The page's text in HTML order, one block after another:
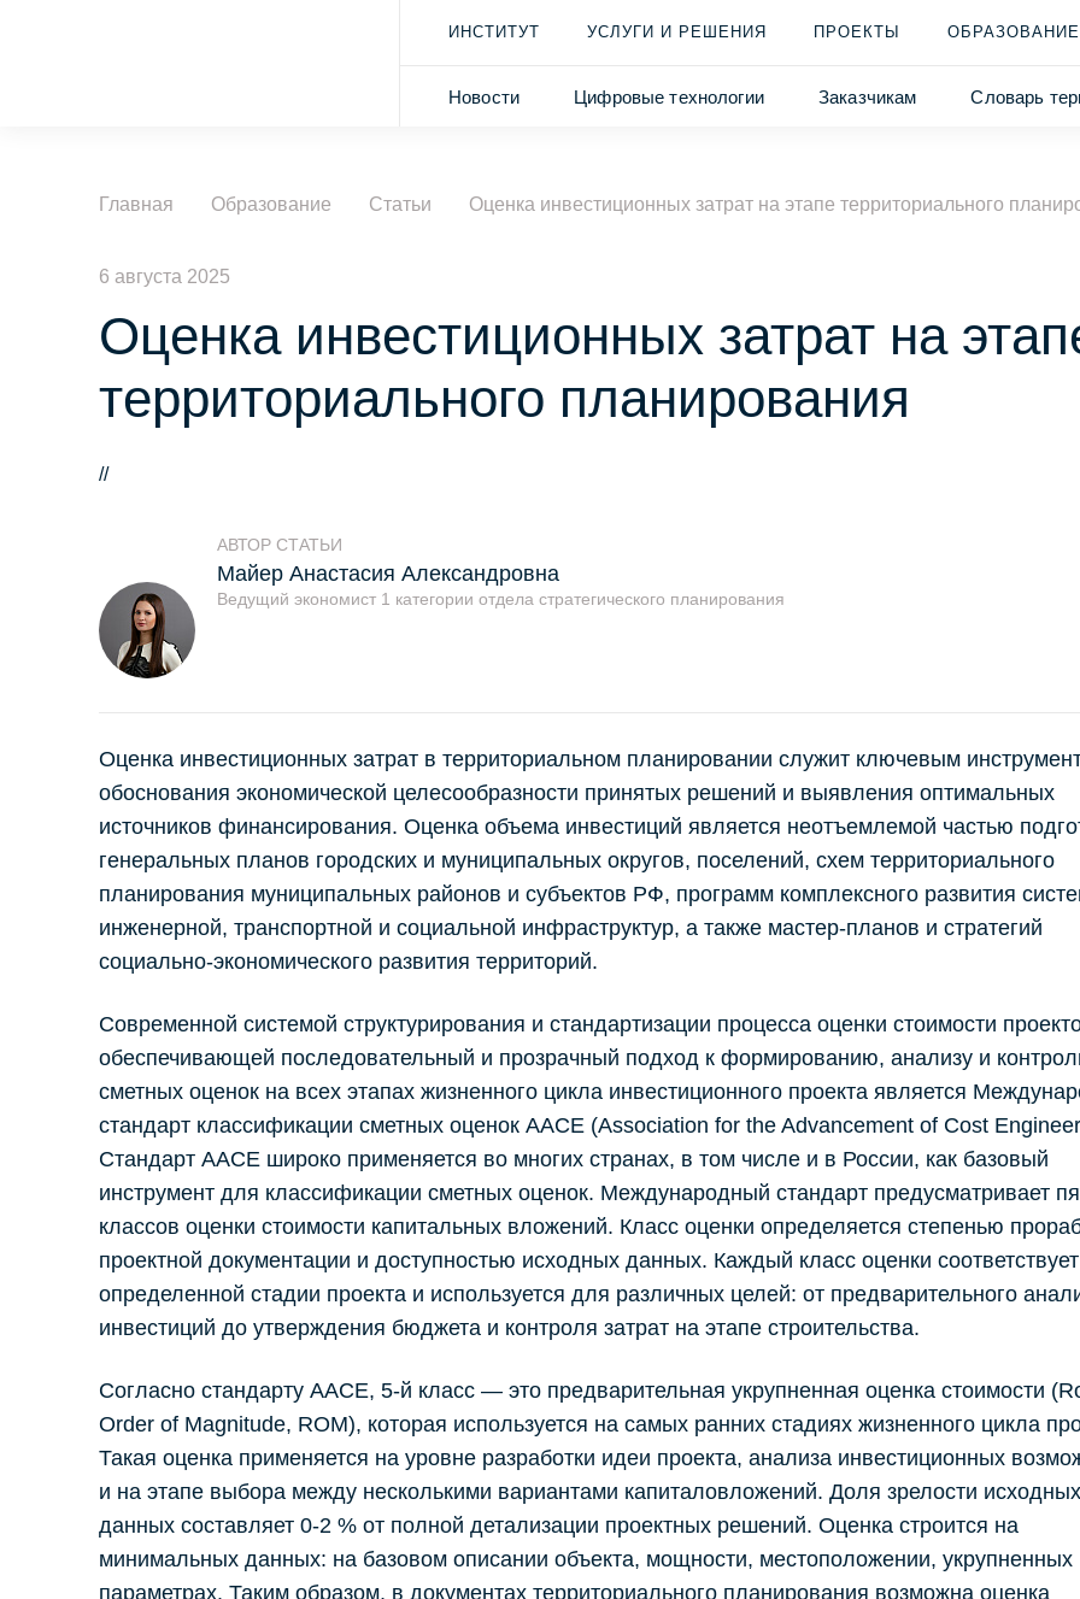
ИНСТИТУТ УСЛУГИ И РЕШЕНИЯ ПРОЕКТЫ ОБРАЗОВАНИЕ
Новости Цифровые технологии Заказчикам Словарь
Главная Образование Статьи Оценка инвестиционных затрат на этапе территориального
6 августа 2025
Оценка инвестиционных затрат на
территориального планирования
//
АВТОР СТАТЬИ
Майер Анастасия Александровна
Ведущий экономист 1 категории отдела стратегического планирования
Оценка инвестиционных затрат в территориальном планировании служит ключевым
обоснования экономической целесообразности принятых решений и выявления оптимальных
источников финансирования. Оценка объема инвестиций является неотъемлемой частью
генеральных планов городских и муниципальных округов, поселений, схем территориального
планирования муниципальных районов и субъектов РФ, программ комплексного развития
инженерной, транспортной и социальной инфраструктур, а также мастер-планов и стратегий
социально-экономического развития территорий.
Современной системой структурирования и стандартизации процесса оценки стоимости
обеспечивающей последовательный и прозрачный подход к формированию, анализу и
сметных оценок на всех этапах жизненного цикла инвестиционного проекта является
стандарт классификации сметных оценок AACE (Association for the Advancement of Cost
Стандарт AACE широко применяется во многих странах, в том числе и в России, как базовый
инструмент для классификации сметных оценок. Международный стандарт предусматривает
классов оценки стоимости капитальных вложений. Класс оценки определяется степенью
проектной документации и доступностью исходных данных. Каждый класс оценки соответствует
определенной стадии проекта и используется для различных целей: от предварительного
инвестиций до утверждения бюджета и контроля затрат на этапе строительства.
Согласно стандарту AACE, 5-й класс — это предварительная укрупненная оценка стоимости
Order of Magnitude, ROM), которая используется на самых ранних стадиях жизненного цикла
Такая оценка применяется на уровне разработки идеи проекта, анализа инвестиционных
и на этапе выбора между несколькими вариантами капиталовложений. Доля зрелости исходных
данных составляет 0-2 % от полной детализации проектных решений. Оценка строится на
минимальных данных: на базовом описании объекта, мощности, местоположении, укрупненных
параметрах. Таким образом, в документах территориального планирования возможна оценка